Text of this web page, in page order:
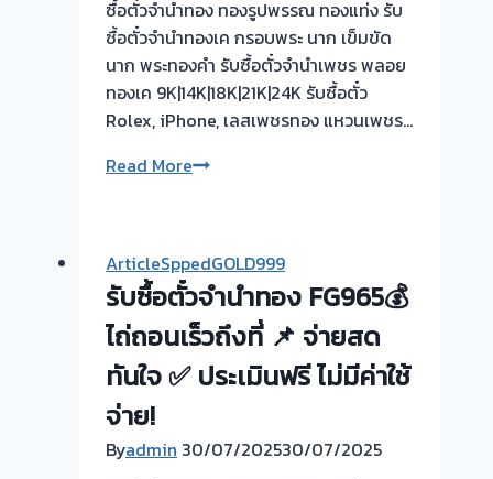
ซื้อตั๋วจำนำทอง ทองรูปพรรณ ทองแท่ง รับ
ซื้อตั๋วจำนำทองเค กรอบพระ นาก เข็มขัด
นาก พระทองคำ รับซื้อตั๋วจำนำเพชร พลอย
ทองเค 9K|14K|18K|21K|24K รับซื้อตั๋ว
Rolex, iPhone, เลสเพชรทอง แหวนเพชร…
Read Moreรับ
ทอง
ยินดี
บริการ
ไถ่ถอน
โรง
ArticleSppedGOLD999
รับซื้อตั๋วจำนำทอง FG965💰
ไถ่ถอนเร็วถึงที่ 📌 จ่ายสด
ทันใจ ✅ ประเมินฟรี ไม่มีค่าใช้
จ่าย!
Byadmin 30/07/202530/07/2025